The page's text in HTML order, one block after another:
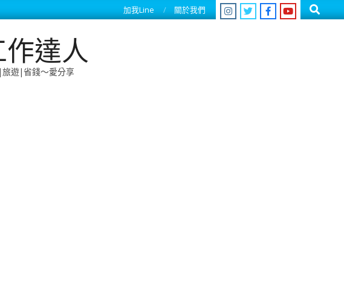
加我Line 關於我們 Search
作達人
遊|省錢～愛分享